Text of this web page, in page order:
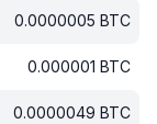
0.0000005 BTC
0.000001 BTC
0.0000049 BTC